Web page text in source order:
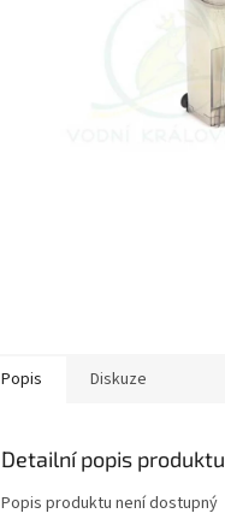
Popis Diskuze
Detailní popis produktu
Popis produktu není dostupný